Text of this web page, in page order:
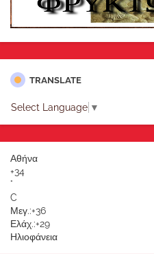
TRANSLATE
Select Language ▼
Αθήνα
+34
°
C
Μεγ.:+36
Ελάχ.:+29
Ηλιοφάνεια